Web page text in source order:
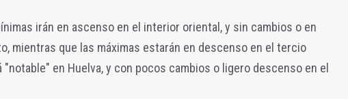
irán en ascenso en el interior oriental, y sin cambios o en
mientras que las máximas estarán en descenso en el tercio
en Huelva, y con pocos cambios o ligero descenso en el